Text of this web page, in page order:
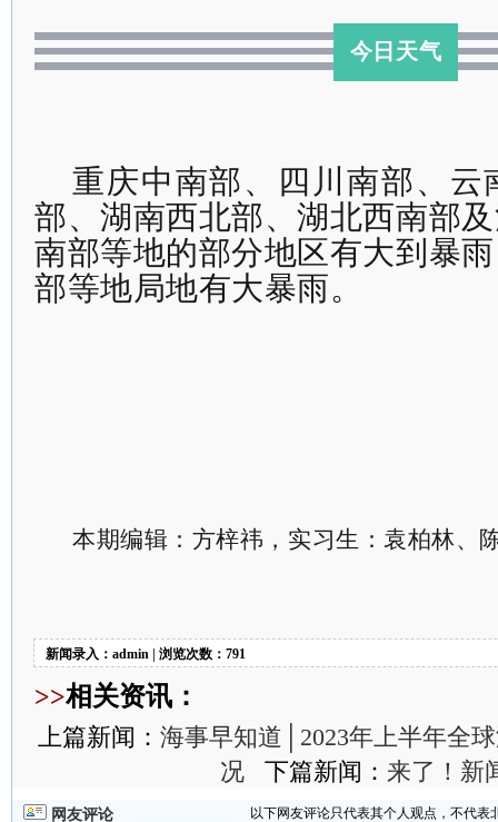
今日天气
重庆中南部、四川南部、云
部、湖南西北部、湖北西南部
南部等地的部分地区有大到暴
部等地局地有大暴雨。
本期编辑：方梓祎，实习生：袁柏林、
新闻录入：admin | 浏览次数：791
>>相关资讯：
上篇新闻： 海事早知道│2023年上半年全
况 下篇新闻： 来了！新
网友评论 以下网友评论只代表其个人观点，不代